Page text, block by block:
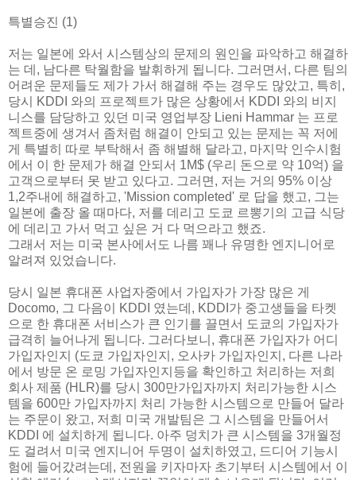
특별승진 (1)
저는 일본에 와서 시스템상의 문제의 원인을 파악하고 해결하
는 데, 남다른 탁월함을 발휘하게 됩니다. 그러면서, 다른 팀의
어려운 문제들도 제가 가서 해결해 주는 경우도 많았고, 특히,
당시 KDDI 와의 프로젝트가 많은 상황에서 KDDI 와의 비지
니스를 담당하고 있던 미국 영업부장 Lieni Hammar 는 프로
젝트중에 생겨서 좀처럼 해결이 안되고 있는 문제는 꼭 저에
게 특별히 따로 부탁해서 좀 해별해 달라고, 마지막 인수시험
에서 이 한 문제가 해결 안되서 1M$ (우리 돈으로 약 10억) 을
고객으로부터 못 받고 있다고. 그러면, 저는 거의 95% 이상
1,2주내에 해결하고, 'Mission completed' 로 답을 했고, 그는
일본에 출장 올 때마다, 저를 데리고 도쿄 르뽕기의 고급 식당
에 데리고 가서 먹고 싶은 거 다 먹으라고 했죠.
그래서 저는 미국 본사에서도 나름 꽤나 유명한 엔지니어로
알려져 있었습니다.
당시 일본 휴대폰 사업자중에서 가입자가 가장 많은 게
Docomo, 그 다음이 KDDI 였는데, KDDI가 중고생들을 타켓
으로 한 휴대폰 서비스가 큰 인기를 끌면서 도쿄의 가입자가
급격히 늘어나게 됩니다. 그러다보니, 휴대폰 가입자가 어디
가입자인지 (도쿄 가입자인지, 오사카 가입자인지, 다른 나라
에서 방문 온 로밍 가입자인지등을 확인하고 처리하는 저희
회사 제품 (HLR)를 당시 300만가입자까지 처리가능한 시스
템을 600만 가입자까지 처리 가능한 시스템으로 만들어 달라
는 주문이 왔고, 저희 미국 개발팀은 그 시스템을 만들어서
KDDI 에 설치하게 됩니다. 아주 덩치가 큰 시스템을 3개월정
도 걸려서 미국 엔지니어 두명이 설치하였고, 드디어 기능시
험에 들어갔려는데, 전원을 키자마자 초기부터 시스템에서 이